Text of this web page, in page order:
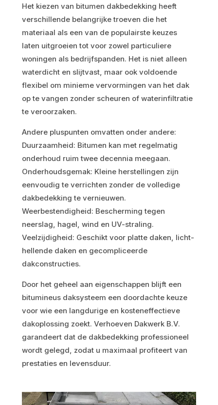
Het kiezen van bitumen dakbedekking heeft
verschillende belangrijke troeven die het
materiaal als een van de populairste keuzes
laten uitgroeien tot voor zowel particuliere
woningen als bedrijfspanden. Het is niet alleen
waterdicht en slijtvast, maar ook voldoende
flexibel om minieme vervormingen van het dak
op te vangen zonder scheuren of waterinfiltratie
te veroorzaken.
Andere pluspunten omvatten onder andere:
Duurzaamheid: Bitumen kan met regelmatig
onderhoud ruim twee decennia meegaan.
Onderhoudsgemak: Kleine herstellingen zijn
eenvoudig te verrichten zonder de volledige
dakbedekking te vernieuwen.
Weerbestendigheid: Bescherming tegen
neerslag, hagel, wind en UV-straling.
Veelzijdigheid: Geschikt voor platte daken, licht-
hellende daken en gecompliceerde
dakconstructies.
Door het geheel aan eigenschappen blijft een
bitumineus daksysteem een doordachte keuze
voor wie een langdurige en kosteneffectieve
dakoplossing zoekt. Verhoeven Dakwerk B.V.
garandeert dat de dakbedekking professioneel
wordt gelegd, zodat u maximaal profiteert van
prestaties en levensduur.